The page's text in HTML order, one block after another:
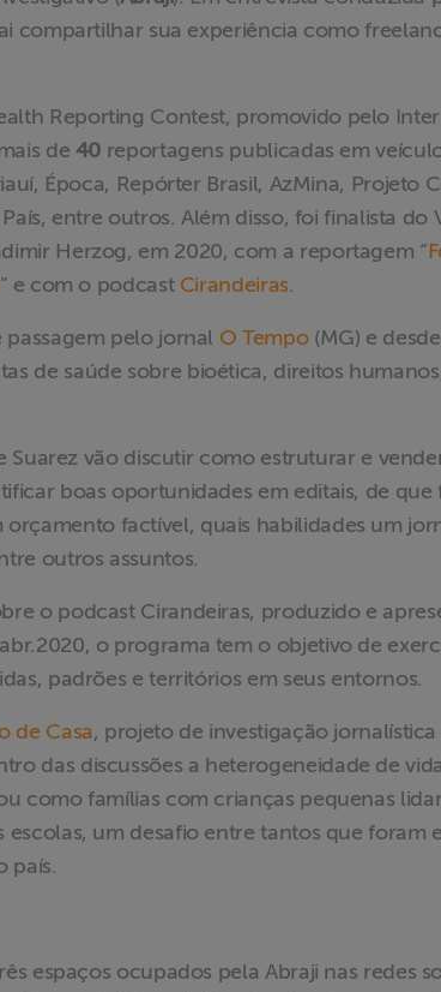
compartilhar sua experiência como
Reporting Contest, promovido pelo
de 40 reportagens publicadas em
Época, Repórter Brasil, AzMina, Projeto
entre outros. Além disso, foi finalista do
Herzog, em 2020, com a reportagem “
” e com o podcast Cirandeiras.
passagem pelo jornal O Tempo (MG) e
de saúde sobre bioética, direitos
Suarez vão discutir como estruturar e
boas oportunidades em editais, de que
factível, quais habilidades um
outros assuntos.
o podcast Cirandeiras, produzido e
o programa tem o objetivo de
padrões e territórios em seus entornos.
de Casa, projeto de investigação
das discussões a heterogeneidade de
como famílias com crianças pequenas
um desafio entre tantos que foram
país.
espaços ocupados pela Abraji nas redes